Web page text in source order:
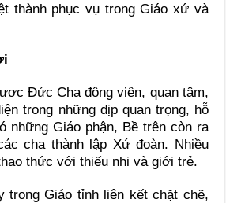
thành phục vụ trong Giáo xứ và
Đức Cha động viên, quan tâm,
trong những dịp quan trọng, hỗ
Giáo phận, Bề trên còn ra
cha thành lập Xứ đoàn. Nhiều
thức với thiếu nhi và giới trẻ.
trong Giáo tỉnh liên kết chặt chẽ,